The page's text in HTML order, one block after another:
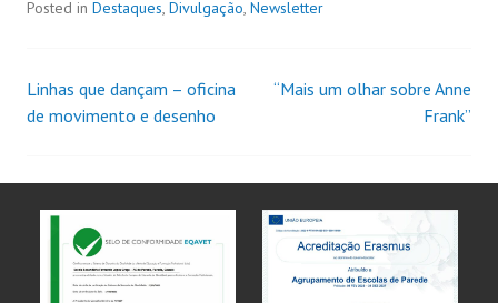
Posted in Destaques, Divulgação, Newsletter
Linhas que dançam – oficina
de movimento e desenho
“Mais um olhar sobre Anne
Frank”